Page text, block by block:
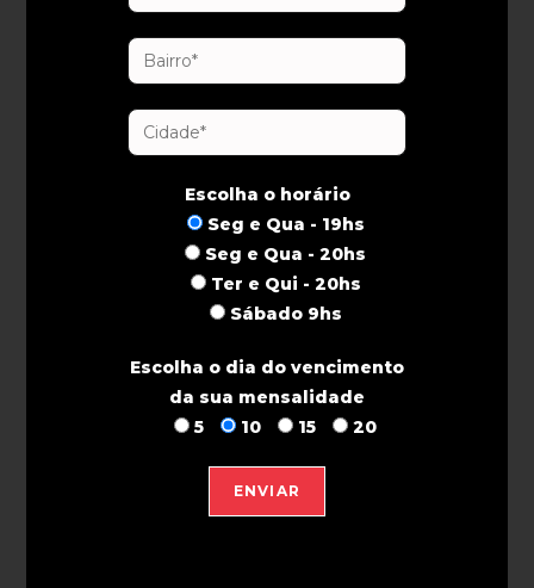
Escolha o horário
Seg e Qua - 19hs
Seg e Qua - 20hs
Ter e Qui - 20hs
Sábado 9hs
Escolha o dia do vencimento
da sua mensalidade
5
10 15 20